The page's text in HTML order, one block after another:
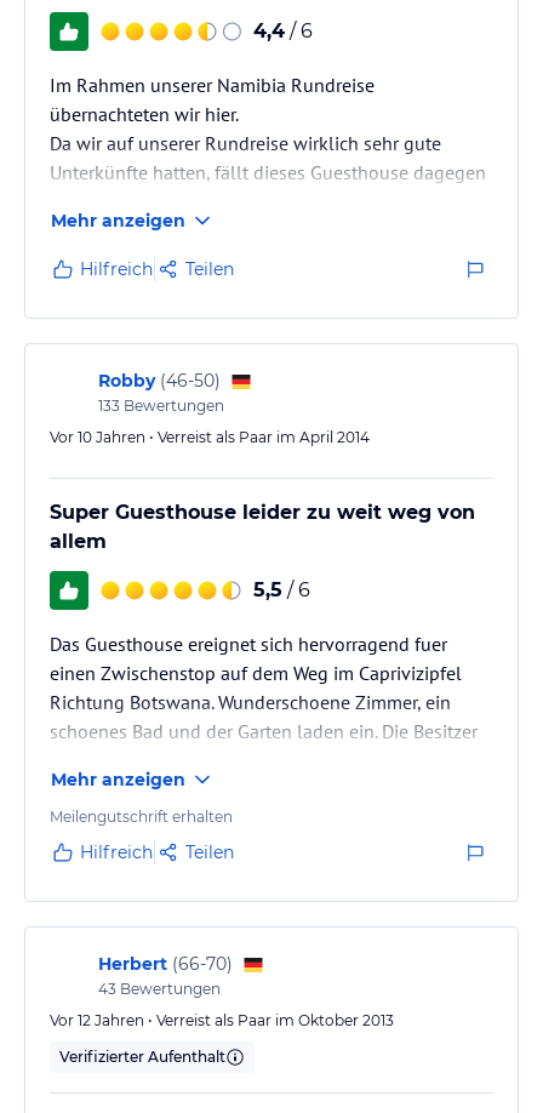
4,4 / 6
Im Rahmen unserer Namibia Rundreise
übernachteten wir hier.
Da wir auf unserer Rundreise wirklich sehr gute
Unterkünfte hatten, fällt dieses Guesthouse dagegen
Zimmer befinden sich im Haupthaus, wir haben
allerdings in einer Art Dependance gewohnt. Abends
wurde für uns gegrillt am nächsten Abend gekocht,
das Essen war sehr gut. Der "Charme" des
Guesthousebesitzers ist etwas spröde... man gewann
irgendwie den Eindruck das Gästebetreuung und
Umgang mit Menschen…
Mehr anzeigen
Hilfreich Teilen
Robby (46-50)
133 Bewertungen
Vor 10 Jahren • Verreist als Paar im April 2014
Super Guesthouse leider zu weit weg von
allem
5,5 / 6
Das Guesthouse ereignet sich hervorragend fuer
einen Zwischenstop auf dem Weg im Caprivizipfel
Richtung Botswana. Wunderschoene Zimmer, ein
schoenes Bad und der Garten laden ein. Die Besitzer
hervorragendes Barbeque und auch das Fruehstueck
war super.
Mehr anzeigen
Meilengutschrift erhalten
Hilfreich Teilen
Herbert (66-70)
43 Bewertungen
Vor 12 Jahren • Verreist als Paar im Oktober 2013
Verifizierter Aufenthalt